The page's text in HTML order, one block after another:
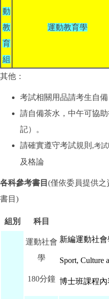
動
教
育
組
運動教育學
其他：
考試相關用品請考生自
請自備茶水，中午可協
記）。
請確實遵守考試規則,考
及格論
各科參考書目 (僅依委員提供
書目)
組別 科目
運動社會
學
180分鐘
新編運動社會
Sport, Culture
博士班課程內